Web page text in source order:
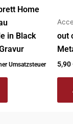
Home
in Black
Umsatzsteuer
out
5,90